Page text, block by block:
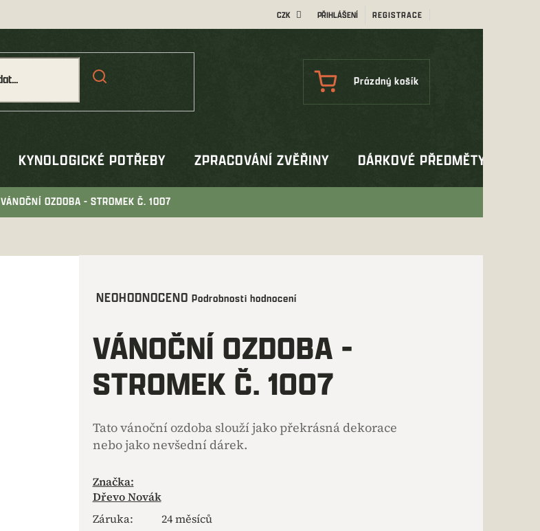
CZK PŘIHLÁŠENÍ REGISTRACE
NÁKUPNÍ
Prázdný košík
KYNOLOGICKÉ POTŘEBY ZPRACOVÁNÍ ZVĚŘINY DÁRKOVÉ PŘEDMĚTY
VÁNOČNÍ OZDOBA - STROMEK Č. 1007
Průměrné
je
0,0
z
5
NEOHODNOCENO Podrobnosti hodnocení
VÁNOČNÍ OZDOBA -
STROMEK Č. 1007
Tato vánoční ozdoba slouží jako překrásná dekorace
nebo jako nevšední dárek.
Značka:
Dřevo Novák
Záruka:
24 měsíců